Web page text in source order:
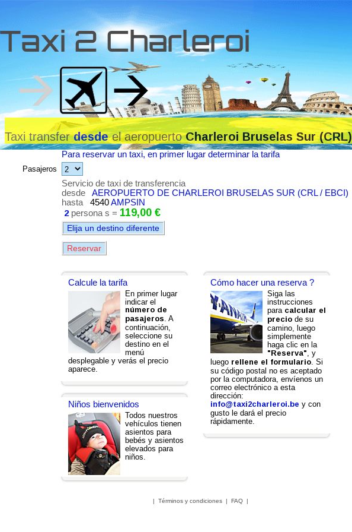
Taxi 2 Charleroi
Taxi transferdesdeel aeropuertoCharleroi Bruselas Sur (CRL)
Para reservar un taxi, en primer lugar determinar la tarifa
Pasajeros
Servicio de taxi de transferencia
desde AEROPUERTO DE CHARLEROI BRUSELAS SUR (CRL / EBCI)
hasta 4540AMPSIN
2 persona s = 119,00 €
Calcule la tarifa
En primer lugar
indicar el
número de
pasajeros . A
continuación,
seleccione su
destino en el
menú
desplegable y verás el precio
aparece.
Niños bienvenidos
Todos nuestros
vehículos tienen
asientos para
bebés y asientos
elevados para
niños.
Cómo hacer una reserva ?
Siga las
instrucciones
para calcular el
precio de su
camino, luego
simplemente
haga clic en la
"Reserva" , y
luego rellene el formulario . Si
su código postal no es aceptado
por la computadora, envíenos un
correo electrónico a esta
dirección:
info@taxi2charleroi.be y con
gusto le dará el precio
rápidamente.
| Términos y condiciones| FAQ|